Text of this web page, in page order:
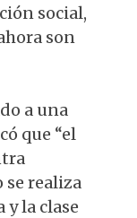
social,
son
a una
que “el
se realiza
la clase